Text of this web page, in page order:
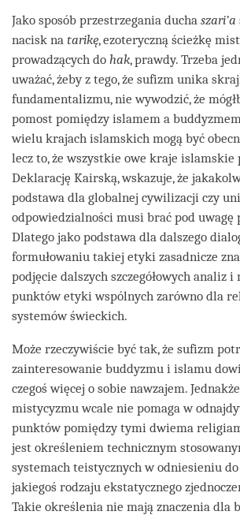
Jako sposób przestrzegania ducha szari’a
nacisk na tarikę, ezoteryczną ścieżkę
prowadzących do hak, prawdy. Trzeba
uważać, żeby z tego, że sufizm unika
fundamentalizmu, nie wywodzić, że
pomost pomiędzy islamem a
wielu krajach islamskich mogą być
lecz to, że wszystkie owe kraje islamskie
Deklarację Kairską, wskazuje, że
podstawa dla globalnej cywilizacji czy
odpowiedzialności musi brać pod uwagę
Dlatego jako podstawa dla dalszego
formułowaniu takiej etyki zasadnicze
podjęcie dalszych szczegółowych analiz i
punktów etyki wspólnych zarówno dla
systemów świeckich.
Może rzeczywiście być tak, że sufizm
zainteresowanie buddyzmu i islamu
czegoś więcej o sobie nawzajem.
mistycyzmu wcale nie pomaga w
punktów pomiędzy tymi dwiema
jest określeniem technicznym
systemach teistycznych w odniesieniu
jakiegoś rodzaju ekstatycznego
Takie określenia nie mają znaczenia dla